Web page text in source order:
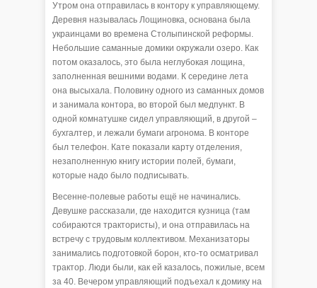
Утром она отправилась в контору к управляющему.
Деревня называлась Лощиновка, основана была
украинцами во времена Столыпинской реформы.
Небольшие саманные домики окружали озеро. Как
потом оказалось, это была неглубокая лощина,
заполненная вешними водами. К середине лета
она высыхала. Половину одного из саманных домов
и занимала контора, во второй был медпункт. В
одной комнатушке сидел управляющий, в другой –
бухгалтер, и лежали бумаги агронома. В конторе
был телефон. Кате показали карту отделения,
незаполненную книгу истории полей, бумаги,
которые надо было подписывать.
Весенне-полевые работы ещё не начинались.
Девушке рассказали, где находится кузница (там
собираются трактористы), и она отправилась на
встречу с трудовым коллективом. Механизаторы
занимались подготовкой борон, кто-то осматривал
трактор. Люди были, как ей казалось, пожилые, всем
за 40. Вечером управляющий подъехал к домику на